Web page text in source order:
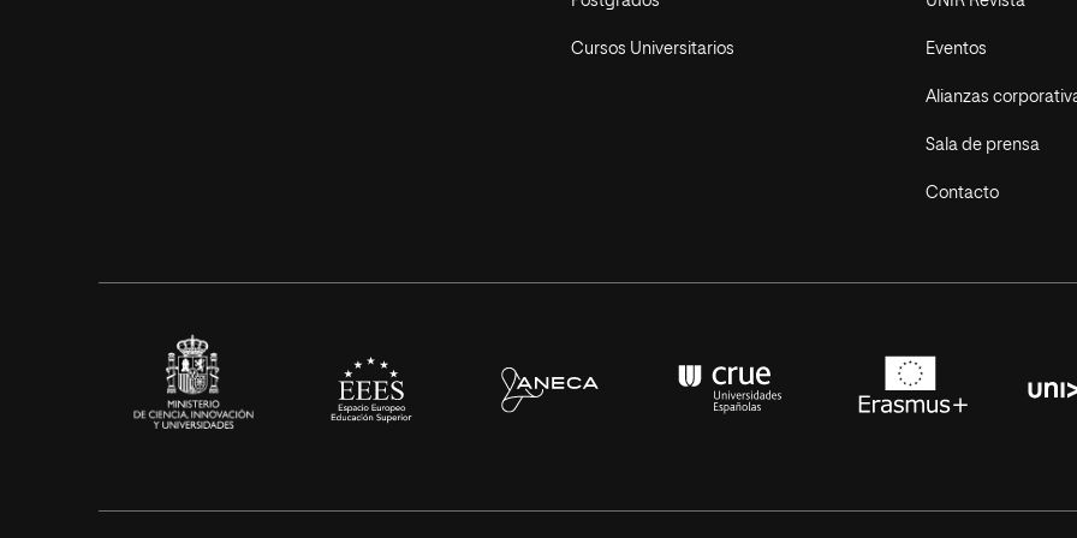
Cursos Universitarios Eventos
Alianzas
Sala de prensa
Contacto